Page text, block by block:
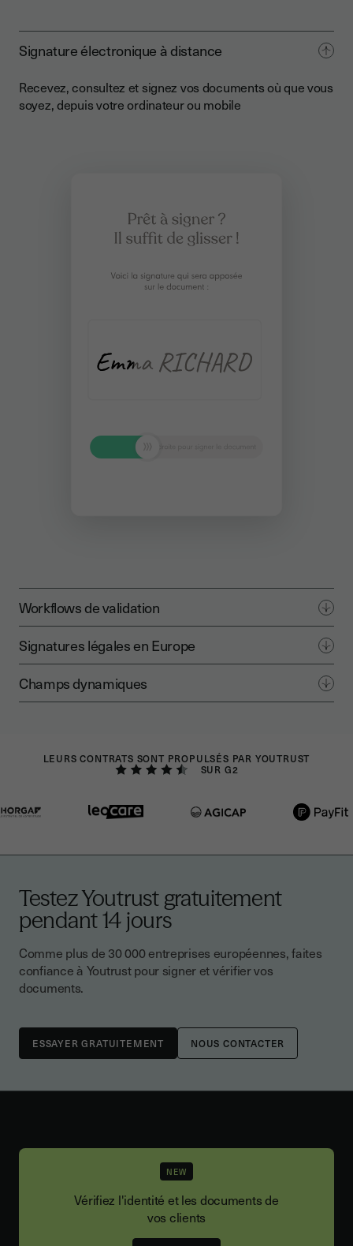
Signature électronique à distance
Recevez, consultez et signez vos documents où que vous
soyez, depuis votre ordinateur ou mobile
Workflows de validation
Signatures légales en Europe
Champs dynamiques
LEURS CONTRATS SONT PROPULSÉS PAR YOUTRUST
SUR G2
Testez Youtrust gratuitement
pendant 14 jours
Comme plus de 30 000 entreprises européennes, faites
confiance à Youtrust pour signer et vérifier vos
documents.
NOUS CONTACTER
NEW
Vérifiez l'identité et les documents de
vos clients